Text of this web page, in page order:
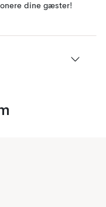
dine gæster!